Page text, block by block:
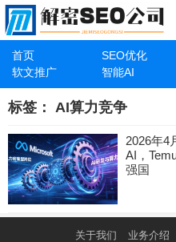
首页 SEO优化
软文推广
智能AI
标签： AI算力竞争
2026年4
AI，
强国
关于我们 业务介绍